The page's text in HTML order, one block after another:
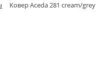
Ковер Aceda 281 cream/grey